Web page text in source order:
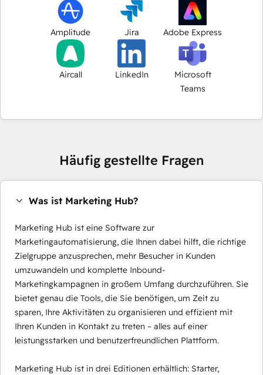
Amplitude Jira Adobe Express
Aircall LinkedIn
Microsoft
Teams
Häufig gestellte Fragen
Was ist Marketing Hub?
Marketing Hub ist eine Software zur
Marketingautomatisierung, die Ihnen dabei hilft, die richtige
Zielgruppe anzusprechen, mehr Besucher in Kunden
umzuwandeln und komplette Inbound-
Marketingkampagnen in großem Umfang durchzuführen. Sie
bietet genau die Tools, die Sie benötigen, um Zeit zu
sparen, Ihre Aktivitäten zu organisieren und effizient mit
Ihren Kunden in Kontakt zu treten – alles auf einer
leistungsstarken und benutzerfreundlichen Plattform.
Marketing Hub ist in drei Editionen erhältlich: Starter,